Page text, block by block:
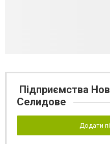
Підприємства
Селидове
Додати